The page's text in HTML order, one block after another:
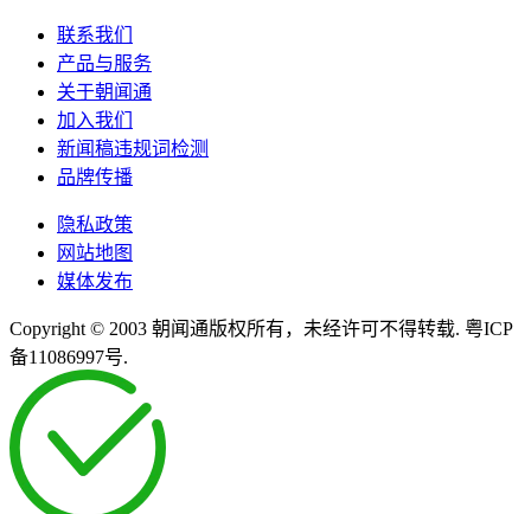
联系我们
产品与服务
关于朝闻通
加入我们
新闻稿违规词检测
品牌传播
隐私政策
网站地图
媒体发布
Copyright © 2003 朝闻通版权所有，未经许可不得转载. 粤ICP
备11086997号.